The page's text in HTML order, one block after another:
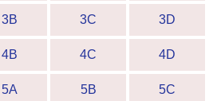
3B 3C 3D
4B 4C 4D
5A 5B 5C